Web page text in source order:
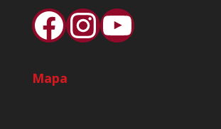
Facebook
Instagram
YouTube
Mapa